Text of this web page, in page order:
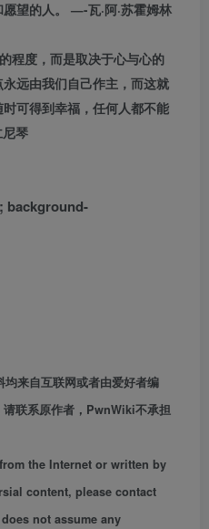
望的人。 —-瓦·阿·苏霍姆林
程度，而是取决于心与心的
远由我们自己作主，而这就
可得到幸福，任何人都不能
琴
background-
均来自互联网或者由爱好者编
联系原作者，PwnWiki不承担
the Internet or written by
content, please contact
not assume any